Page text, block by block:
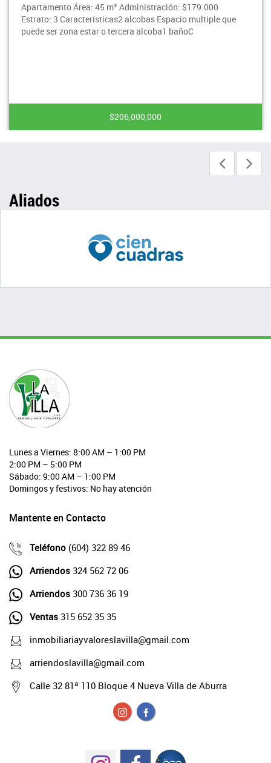
Apartamento Área: 45 m² Administración: $179.000
Estrato: 3 Características2 alcobas Espacio multiple que
puede ser zona estar o tercera alcoba1 bañoC
$206,000,000
Aliados
Lunes a Viernes: 8:00 AM – 1:00 PM
2:00 PM – 5:00 PM
Sábado: 9:00 AM – 1:00 PM
Domingos y festivos: No hay atención
Mantente en Contacto
Teléfono (604) 322 89 46
Arriendos 324 562 72 06
Arriendos 300 736 36 19
Ventas 315 652 35 35
inmobiliariayvaloreslavilla@gmail.com
arriendoslavilla@gmail.com
Calle 32 81ª 110 Bloque 4 Nueva Villa de Aburra